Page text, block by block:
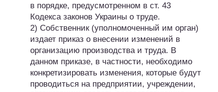
в порядке, предусмотренном в ст. 43
Кодекса законов Украины о труде.
2) Собственник (уполномоченный им орган)
издает приказ о внесении изменений в
организацию производства и труда. В
данном приказе, в частности, необходимо
конкретизировать изменения, которые будут
проводиться на предприятии, учреждении,